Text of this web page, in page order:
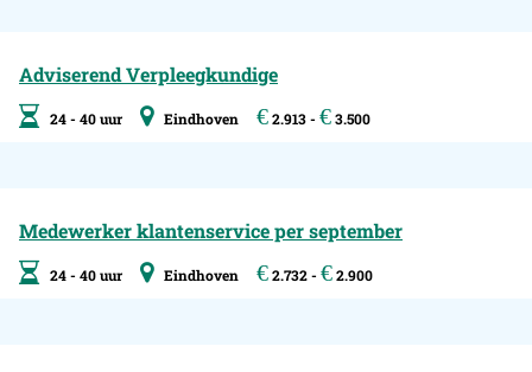
Adviserend Verpleegkundige
24 - 40 uur Eindhoven €2.913 - €3.500
Medewerker klantenservice per september
24 - 40 uur Eindhoven €2.732 - €2.900